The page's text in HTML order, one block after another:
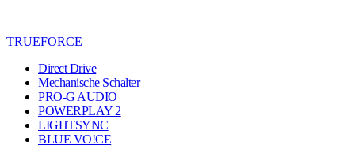
TRUEFORCE
Direct Drive
Mechanische Schalter
PRO-G AUDIO
POWERPLAY 2
LIGHTSYNC
BLUE VO!CE